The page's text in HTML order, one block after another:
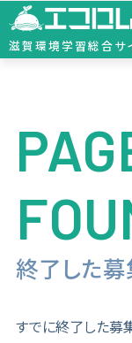
滋賀環境学習総合サ
終了した
すでに終了した募